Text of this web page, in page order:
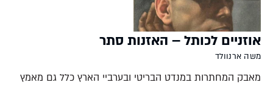
אוזניים לכותל – האזנות סתר
משה ארנוולד
מאבק המחתרות במנדט הבריטי ובערביי הארץ כלל גם מאמץ